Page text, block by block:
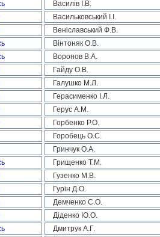
Василів І.В.
Васильковський І.І.
Веніславський Ф.В.
Вінтоняк О.В.
Воронов В.А.
Гайду О.В.
Галушко М.Л.
Герасименко І.Л.
Герус А.М.
Горбенко Р.О.
Горобець О.С.
Гринчук О.А.
Грищенко Т.М.
Гузенко М.В.
Гурін Д.О.
Демченко С.О.
Діденко Ю.О.
Дмитрук А.Г.